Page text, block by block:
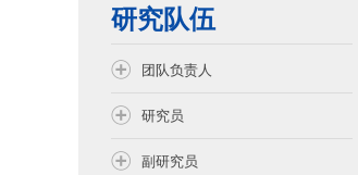
研究队伍
团队负责人
研究员
副研究员